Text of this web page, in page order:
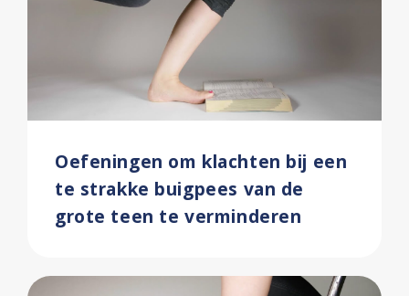
Oefeningen om klachten bij een
te strakke buigpees van de
grote teen te verminderen